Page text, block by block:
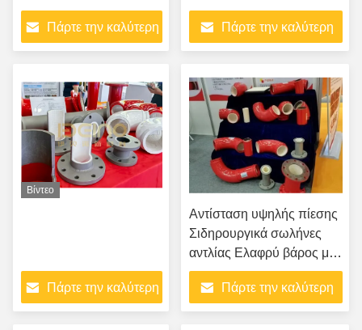
κεραμικά επενδυμένα
λουριά για παραγωγή
ηλεκτρικής ενέργειας
Πάρτε την καλύτερη
ανθεκτικοί στην φθορά
κεραμικοί σωλήνες
Πάρτε την καλύτερη
Βίντεο
Πάρτε την καλύτερη
Αντίσταση υψηλής πίεσης
Σιδηρουργικά σωλήνες
αντλίας Ελαφρύ βάρος με
κεραμικά
Πάρτε την καλύτερη